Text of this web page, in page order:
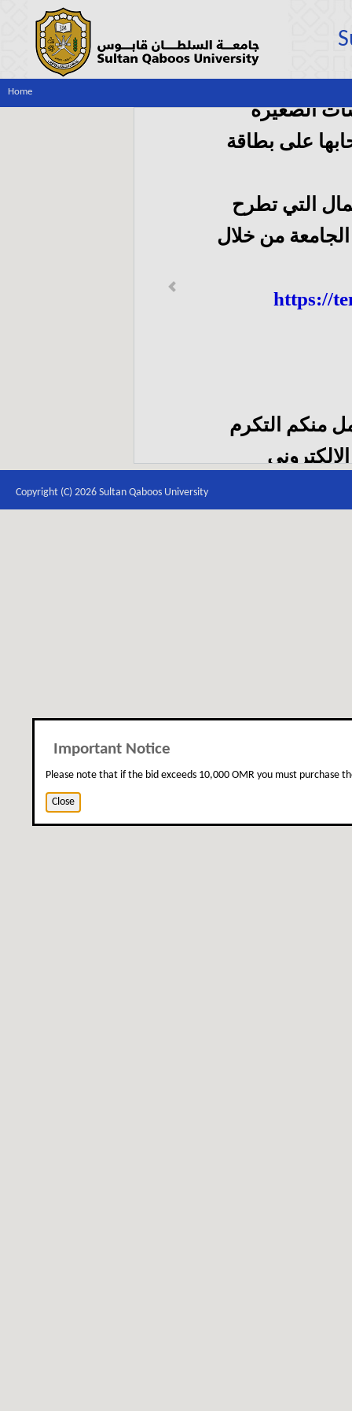
Home
الصغيرة
على بطاقة
التي تطرح
من خلال
https://
منكم التكرم
Previous
Important Notice
Please note that if the bid exceeds 10,000 OMR you must purchase
Close
Copyright (C) 2026 Sultan Qaboos University